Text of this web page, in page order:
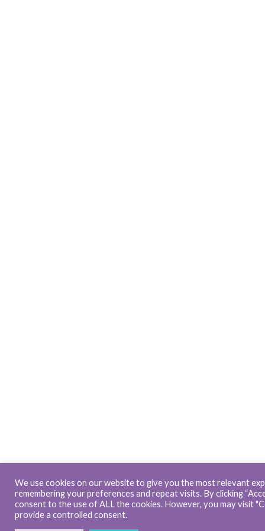
We use cookies on our website to give you the most relevant
remembering your preferences and repeat visits. By clicking
consent to the use of ALL the cookies. However, you may visit
provide a controlled consent.